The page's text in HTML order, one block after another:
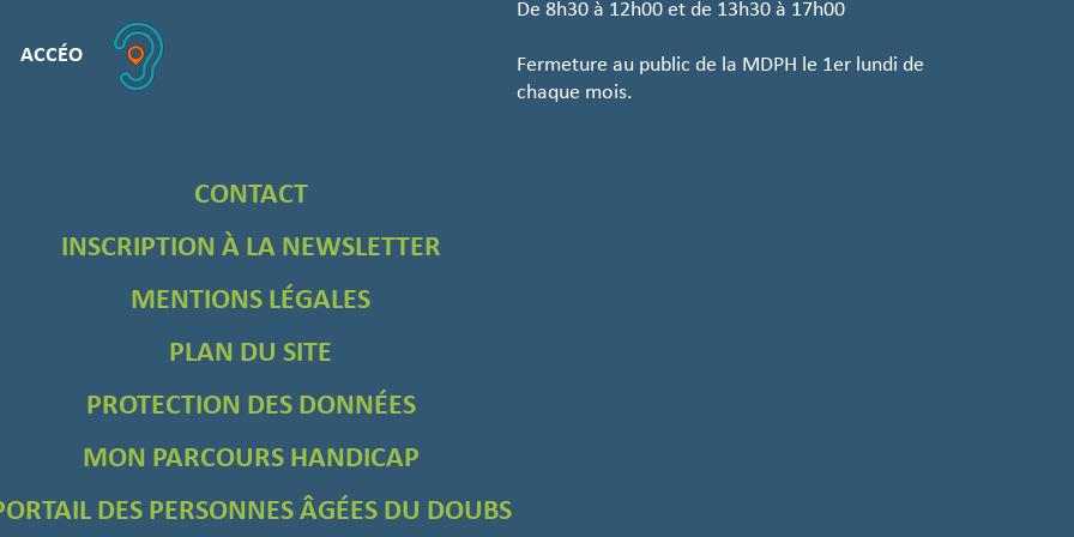
ACCÉO
De 8h30 à 12h00 et de 13h30 à 17h00
Fermeture au public de la MDPH le 1er lundi de
chaque mois.
CONTACT
INSCRIPTION À LA NEWSLETTER
MENTIONS LÉGALES
PLAN DU SITE
PROTECTION DES DONNÉES
MON PARCOURS HANDICAP
DES PERSONNES ÂGÉES DU DOUBS